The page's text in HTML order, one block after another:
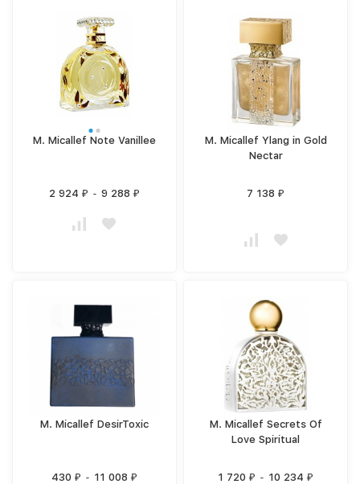
M. Micallef Note Vanillee
2 924 ₽ - 9 288 ₽
M. Micallef Ylang in Gold
Nectar
7 138₽
M. Micallef DesirToxic
430 ₽ - 11 008 ₽
M. Micallef Secrets Of
Love Spiritual
1 720₽ - 10 234₽